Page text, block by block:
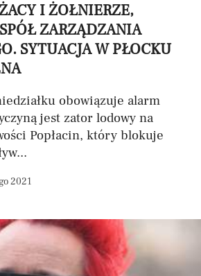
I ŻOŁNIERZE,
ZARZĄDZANIA
SYTUACJA W PŁOCKU
obowiązuje alarm
jest zator lodowy na
Popłacin, który blokuje
2021